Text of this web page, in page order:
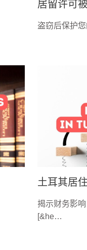
居留许可
盗窃后保护
土耳其居
揭示财务影
[&he…